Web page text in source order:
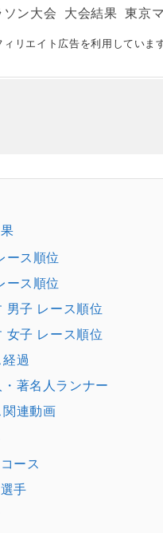
ソン大会 大会結果 東京
ィリエイト広告を利用していま
ース順位
ース順位
男子 レース順位
女子 レース順位
経過
著名人ランナー
関連動画
ース
手